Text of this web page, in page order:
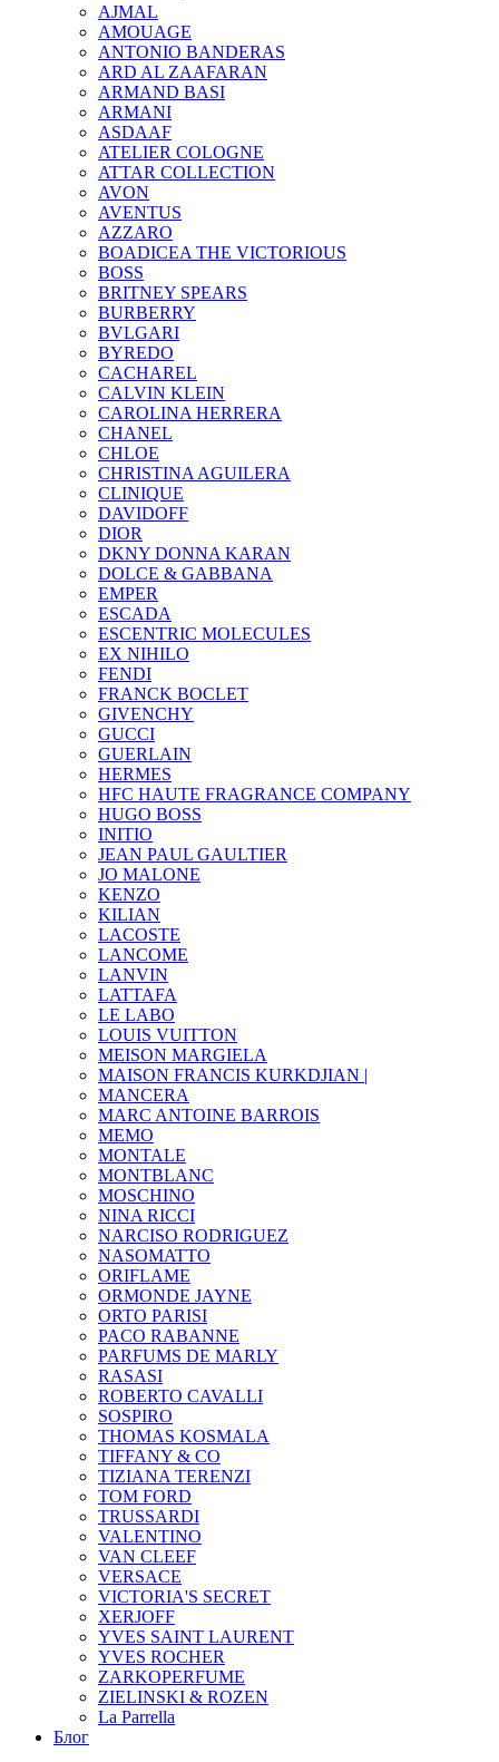
AJMAL
AMOUAGE
ANTONIO BANDERAS
ARD AL ZAAFARAN
ARMAND BASI
ARMANI
ASDAAF
ATELIER COLOGNE
ATTAR COLLECTION
AVON
AVENTUS
AZZARO
BOADICEA THE VICTORIOUS
BOSS
BRITNEY SPEARS
BURBERRY
BVLGARI
BYREDO
CACHAREL
CALVIN KLEIN
CAROLINA HERRERA
CHANEL
CHLOE
CHRISTINA AGUILERA
CLINIQUE
DAVIDOFF
DIOR
DKNY DONNA KARAN
DOLCE & GABBANA
EMPER
ESCADA
ESCENTRIC MOLECULES
EX NIHILO
FENDI
FRANCK BOCLET
GIVENCHY
GUCCI
GUERLAIN
HERMES
HFC HAUTE FRAGRANCE COMPANY
HUGO BOSS
INITIO
JEAN PAUL GAULTIER
JO MALONE
KENZO
KILIAN
LACOSTE
LANCOME
LANVIN
LATTAFA
LE LABO
LOUIS VUITTON
MEISON MARGIELA
MAISON FRANCIS KURKDJIAN |
MANCERA
MARC ANTOINE BARROIS
MEMO
MONTALE
MONTBLANC
MOSCHINO
NINA RICCI
NARCISO RODRIGUEZ
NASOMATTO
ORIFLAME
ORMONDE JAYNE
ORTO PARISI
PACO RABANNE
PARFUMS DE MARLY
RASASI
ROBERTO CAVALLI
SOSPIRO
THOMAS KOSMALA
TIFFANY & CO
TIZIANA TERENZI
TOM FORD
TRUSSARDI
VALENTINO
VAN CLEEF
VERSACE
VICTORIA'S SECRET
XERJOFF
YVES SAINT LAURENT
YVES ROCHER
ZARKOPERFUME
ZIELINSKI & ROZEN
La Parrella
Блог